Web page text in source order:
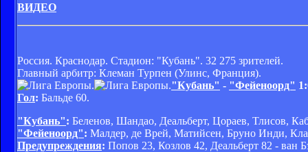
ВИДЕО
Россия. Краснодар. Стадион: "Кубань". 32 275 зрителей.
Главный арбитр: Клеман Турпен (Улинс, Франция).
"Кубань" - "Фейеноорд"
Гол: Бальде 60.
"Кубань": Беленов, Шандао, Деальберт, Цораев, Тлисов,
"Фейеноорд": Малдер, де Врей, Матийсен, Бруно Инди,
Предупреждения: Попов 23, Козлов 42, Деальберт 82 - ван